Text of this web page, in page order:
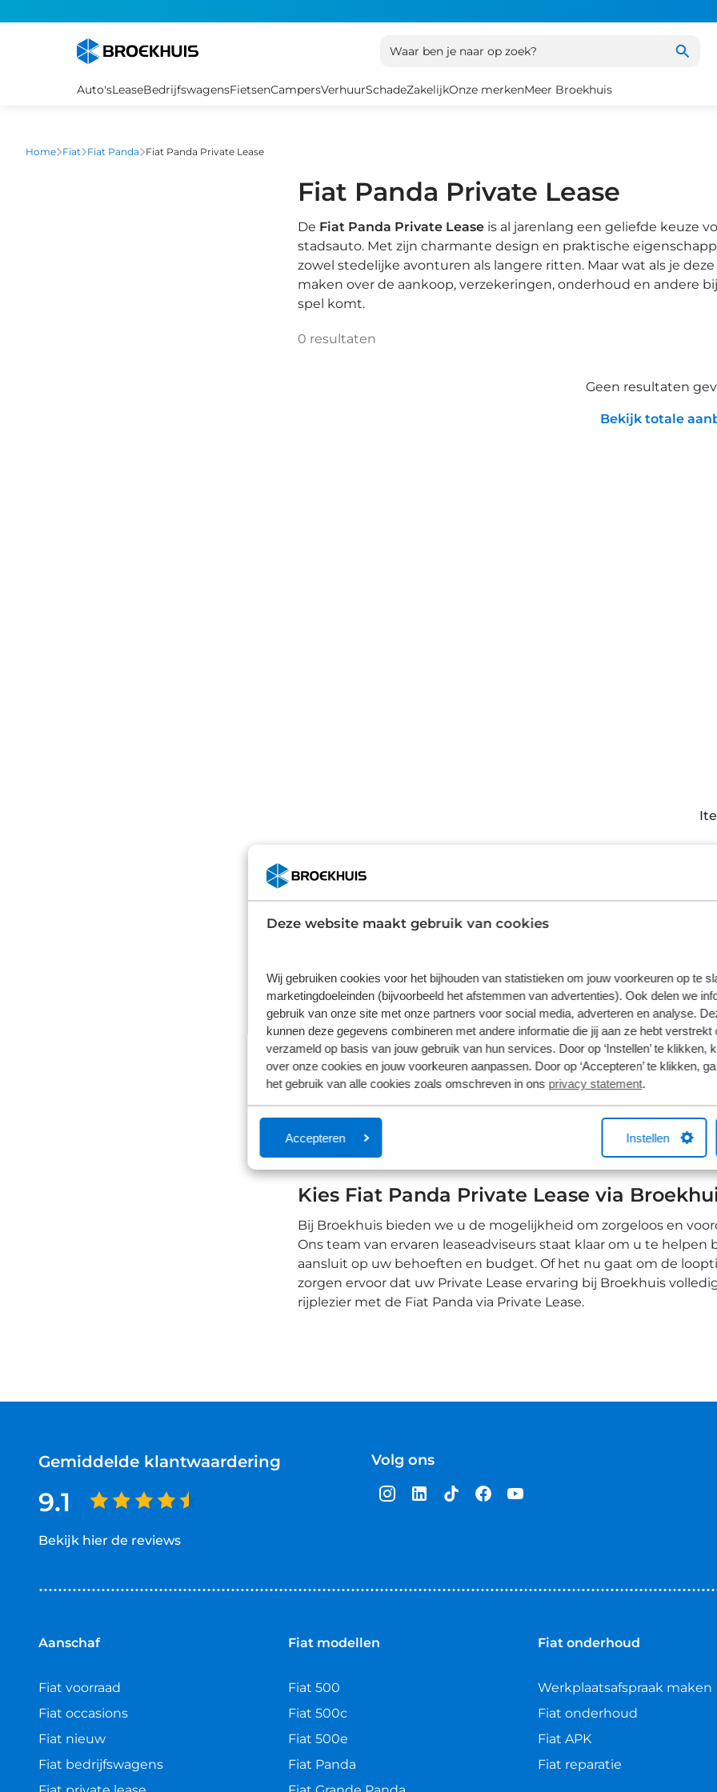
Deze website maakt gebruik van cookies
Wij gebruiken cookies voor het bijhouden van statistieken om jouw voorkeuren op te
marketingdoeleinden (bijvoorbeeld het afstemmen van advertenties). Ook delen we
gebruik van onze site met onze partners voor social media, adverteren en analyse.
kunnen deze gegevens combineren met andere informatie die jij aan ze hebt verstrekt
verzameld op basis van jouw gebruik van hun services. Door op ‘Instellen’ te klikken,
over onze cookies en jouw voorkeuren aanpassen. Door op ‘Accepteren’ te klikken,
het gebruik van alle cookies zoals omschreven in ons privacy statement.
Accepteren Instellen
Waar ben je naar op zoek?
Auto'sLeaseBedrijfswagensFietsenCampersVerhuurSchadeZakelijkOnze merkenMeer Broekhuis
Home Fiat Fiat Panda Fiat Panda Private Lease
Fiat Panda Private Lease
De Fiat Panda Private Leaseis al jarenlang een geliefde keuze
stadsauto. Met zijn charmante design en praktische
zowel stedelijke avonturen als langere ritten. Maar wat als je
maken over de aankoop, verzekeringen, onderhoud en andere
spel komt.
0 resultaten
Geen resultaten
Bekijk totale
Voordelen van Fiat Panda op private
Fiat Private Lease biedt veel voordelen. Met een vast
wegenbelasting, verzekering en onderhoud. Dit betekent
hoeft alleen nog te betalen voor de brandstof. Bij Broekhuis
en het aantal kilometers per jaar kunt bepalen die het beste bij
uitstekende service en ondersteuning gedurende de hele
Fiat Panda - Stijlvol, wendbaar en
De Fiat Panda is een stijlvolle en compacte auto die indruk
interieur biedt een verrassend ruime en comfortabele
rit kunt genieten. De Fiat Panda is uitgerust met moderne
optimaliseren. Dankzij zijn compacte formaat en efficiënte
als langere ritten, en bovendien vriendelijk voor uw
Kies Fiat Panda Private Lease via
Bij Broekhuis bieden we u de mogelijkheid om zorgeloos en
Ons team van ervaren leaseadviseurs staat klaar om u te
aansluit op uw behoeften en budget. Of het nu gaat om de
zorgen ervoor dat uw Private Lease ervaring bij Broekhuis
rijplezier met de Fiat Panda via Private Lease.
Gemiddelde klantwaardering
9.1
Bekijk hier de reviews
van
Volg ons
Aanschaf
Fiat voorraad
Fiat occasions
Fiat nieuw
Fiat bedrijfswagens
Fiat modellen
Fiat 500
Fiat 500c
Fiat 500e
Fiat Panda
Fiat onderhoud
Werkplaatsafspraak maken
Fiat onderhoud
Fiat APK
Fiat reparatie